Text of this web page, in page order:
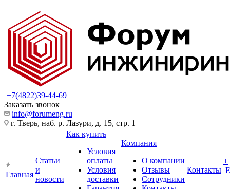
+7(4822)39-44-69
Заказать звонок
info@forumeng.ru
г. Тверь, наб. р. Лазури, д. 15, стр. 1
Главная
Статьи
и
новости
Как купить
Условия
оплаты
Условия
доставки
Компания
О компании
Отзывы
Сотрудники
Контакты
+